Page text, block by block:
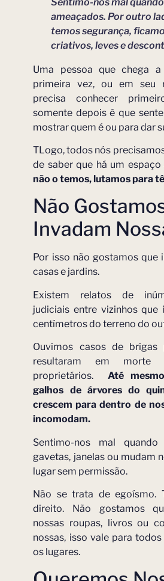
ameaçados. Por outro
temos segurança,
criativos, leves e
Uma pessoa que chega
primeira vez, ou em seu
precisa conhecer
somente depois é que
mostrar quem é ou para dar
TLogo, todos nós
de saber que há um espaço
não o temos, lutamos para
Não
Invadam
Por isso não gostamos que
casas e jardins.
Existem relatos de
judiciais entre vizinhos que
centímetros do terreno do
Ouvimos casos de
resultaram em
proprietários. Até
galhos de árvores do
crescem para dentro de
incomodam.
Sentimo-nos mal quando
gavetas, janelas ou mudam
lugar sem permissão.
Não se trata de egoísmo.
direito. Não gostamos
nossas roupas, livros ou
nossas, isso vale para
os lugares.